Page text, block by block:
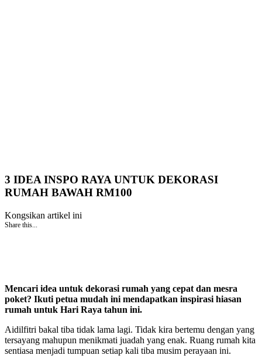
3 IDEA INSPO RAYA UNTUK DEKORASI
RUMAH BAWAH RM100
Kongsikan artikel ini
Share this...
Mencari idea untuk dekorasi rumah yang cepat dan mesra
poket? Ikuti petua mudah ini mendapatkan inspirasi hiasan
rumah untuk Hari Raya tahun ini.
Aidilfitri bakal tiba tidak lama lagi. Tidak kira bertemu dengan yang
tersayang mahupun menikmati juadah yang enak. Ruang rumah kita
sentiasa menjadi tumpuan setiap kali tiba musim perayaan ini.